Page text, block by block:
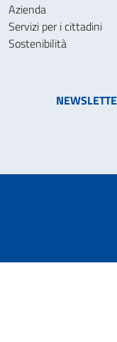
Azienda
Servizi per i cittadini
Sostenibilità